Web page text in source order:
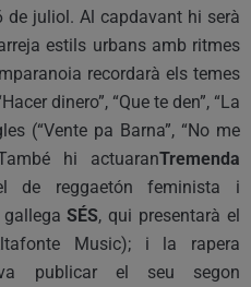
de juliol. Al capdavant hi serà
estils urbans amb ritmes
recordarà els temes
dinero”, “Que te den”, “La
(“Vente pa Barna”, “No me
hi actuaranTremenda
de reggaetón feminista i
gallegaSÉS, qui presentarà el
Music); i la rapera
publicar el seu segon